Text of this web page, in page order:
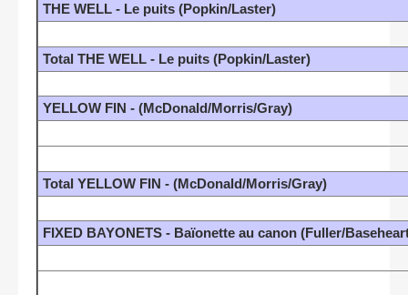
THE WELL - Le puits (Popkin/Laster)
Total THE WELL - Le puits (Popkin/Laster)
YELLOW FIN - (McDonald/Morris/Gray)
Total YELLOW FIN - (McDonald/Morris/Gray)
FIXED BAYONETS - Baïonette au canon (Fuller/